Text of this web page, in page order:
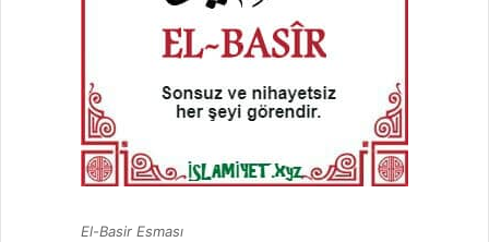
El-Basir Esması